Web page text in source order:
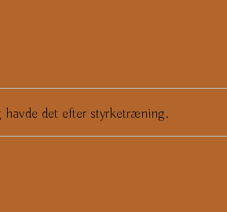
havde det efter styrketræning.